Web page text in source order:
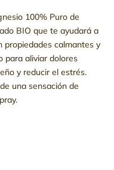
100% Puro de
BIO que te ayudará a
propiedades calmantes y
para aliviar dolores
y reducir el estrés.
una sensación de